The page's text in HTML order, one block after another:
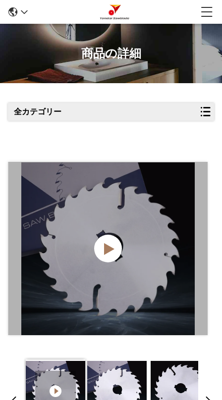
商品の詳細
全カテゴリー